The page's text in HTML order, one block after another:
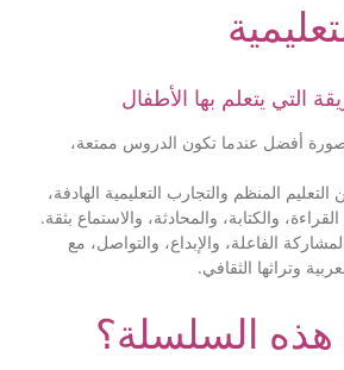
التي يتعلم بها الأطفال
أفضل عندما تكون الدروس ممتعة،
المنظم والتجارب التعليمية الهادفة،
والكتابة، والمحادثة، والاستماع بثقة.
الفاعلة، والإبداع، والتواصل، مع
وتراثها الثقافي.
هذه السلسلة؟